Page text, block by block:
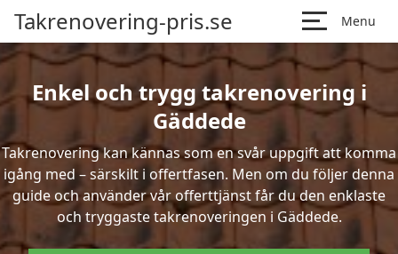
Takrenovering-pris.se Menu
Enkel och trygg takrenovering i
Gäddede
Takrenovering kan kännas som en svår uppgift att komma
igång med – särskilt i offertfasen. Men om du följer denna
guide och använder vår offerttjänst får du den enklaste
och tryggaste takrenoveringen i Gäddede.